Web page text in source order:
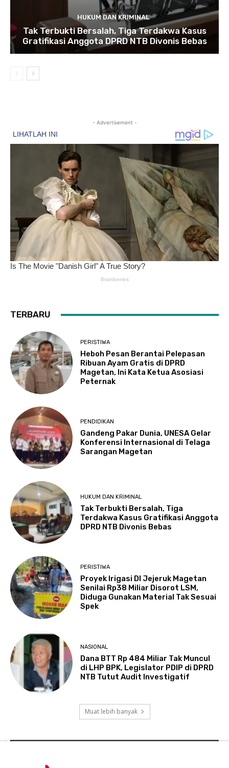
HUKUM DAN KRIMINAL
Tak Terbukti Bersalah, Tiga Terdakwa Kasus
Gratifikasi Anggota DPRD NTB Divonis Bebas
- Advertisement -
TERBARU
PERISTIWA
Heboh Pesan Berantai Pelepasan
Ribuan Ayam Gratis di DPRD
Magetan, Ini Kata Ketua Asosiasi
Peternak
PENDIDIKAN
Gandeng Pakar Dunia, UNESA Gelar
Konferensi Internasional di Telaga
Sarangan Magetan
HUKUM DAN KRIMINAL
Tak Terbukti Bersalah, Tiga
Terdakwa Kasus Gratifikasi Anggota
DPRD NTB Divonis Bebas
PERISTIWA
Proyek Irigasi DI Jejeruk Magetan
Senilai Rp38 Miliar Disorot LSM,
Diduga Gunakan Material Tak Sesuai
Spek
NASIONAL
Dana BTT Rp 484 Miliar Tak Muncul
di LHP BPK, Legislator PDIP di DPRD
NTB Tutut Audit Investigatif
Muat lebih banyak